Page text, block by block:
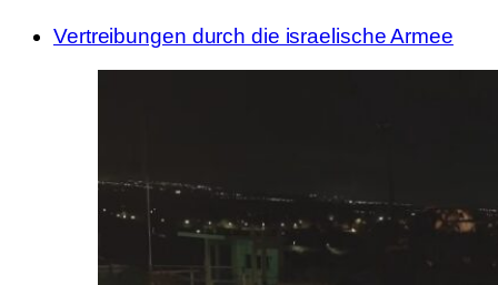
Vertreibungen durch die israelische Armee